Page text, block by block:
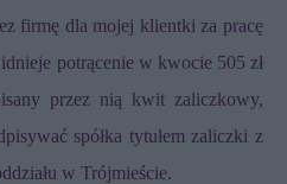
firmę dla mojej klientki za pracę
potrącenie w kwocie 505 zł
przez nią kwit zaliczkowy,
spółka tytułem zaliczki z
w Trójmieście.